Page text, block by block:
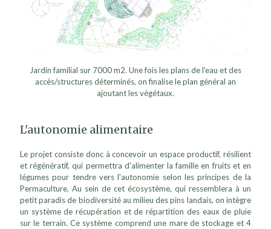
Jardin familial sur 7000 m2. Une fois les plans de l'eau et des
accès/structures déterminés, on finalise le plan général an
ajoutant les végétaux.
L'autonomie alimentaire
Le projet consiste donc à concevoir un espace productif, résilient
et régénératif, qui permettra d'alimenter la famille en fruits et en
légumes pour tendre vers l'autonomie selon les principes de la
Permaculture. Au sein de cet écosystème, qui ressemblera à un
petit paradis de biodiversité au milieu des pins landais, on intègre
un système de récupération et de répartition des eaux de pluie
sur le terrain. Ce système comprend une mare de stockage et 4